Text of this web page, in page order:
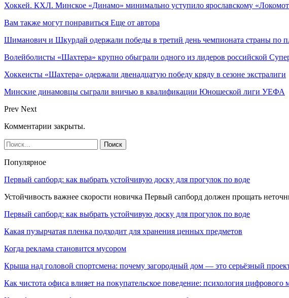
Хоккей. КХЛ. Минское «Динамо» минимально уступило ярославскому
Вам также могут понравиться Еще от автора
Шиманович и Шкурдай одержали победы в третий день чемпионата страны по
Волейболисты «Шахтера» крупно обыграли одного из лидеров российской
Хоккеисты «Шахтера» одержали двенадцатую победу кряду в сезоне экстралиги
Минские динамовцы сыграли вничью в квалификации Юношеской лиги УЕФА
Prev Next
Комментарии закрыты.
Популярное
Первый сапборд: как выбрать устойчивую доску для прогулок по воде
Устойчивость важнее скорости новичка Первый сапборд должен прощать
Первый сапборд: как выбрать устойчивую доску для прогулок по воде
Какая пузырчатая пленка подходит для хранения ценных предметов
Когда реклама становится мусором
Крыша над головой спортсмена: почему загородный дом — это серьёзный
Как чистота офиса влияет на покупательское поведение: психология цифрового